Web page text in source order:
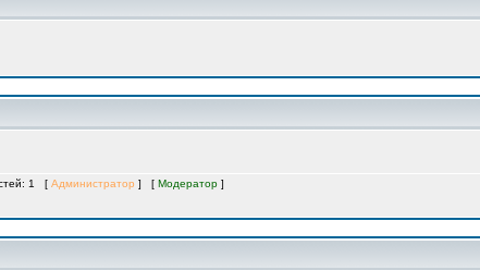
1 [ Администратор ] [ Модератор ]